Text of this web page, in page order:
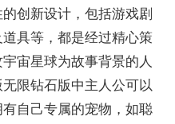
创新设计，包括游戏剧
具等，都是经过精心策
宙星球为故事背景的人
限钻石版中主人公可以
自己专属的宠物，如聪